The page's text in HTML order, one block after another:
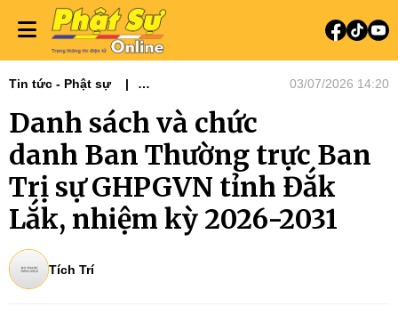
Tin tức - Phật sự
Phật sự miền Trung
Đại hội Phật giáo tỉnh thành - NK 2026-
2031
03/07/2026 14:20
Danh sách và chức
danh Ban Thường trực Ban
Trị sự GHPGVN tỉnh Đắk
Lắk, nhiệm kỳ 2026-2031
Tích Trí